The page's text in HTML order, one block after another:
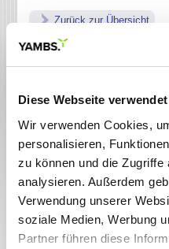
Diese Webseite
Wir verwenden Cookies,
personalisieren,
zu können und die
analysieren. Außerdem
Verwendung unserer
soziale Medien, Werbung
Partner führen diese
Zurück zur Übersicht
05.08.2024
YAMBS
für effiziente E-
auf den Markt gebracht,
Umstellung auf digitale
Software ermöglicht die
den Versand von E-
akzeptierten Formaten
Anforderungen
praktisch ist die
wodurch Unternehmen
problemlos anpassen